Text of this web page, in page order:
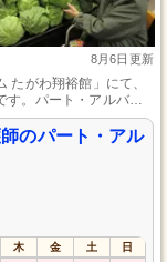
8月6日更新
たがわ翔裕館」にて、
す。パート・アルバイ
る環境で働きません
域の健康を支えましょ
のパート・アル
木 金 土 日